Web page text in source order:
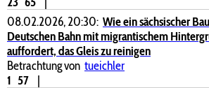
08.02.2026, 20:30: Wie ein sächsischer
Deutschen Bahn mit migrantischem
auffordert, das Gleis zu reinigen
Betrachtung von tueichler
1 57
|